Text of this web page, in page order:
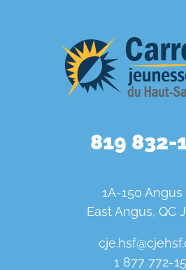
819 832-
1A-150 Angus
East Angus, QC
1 877 772-